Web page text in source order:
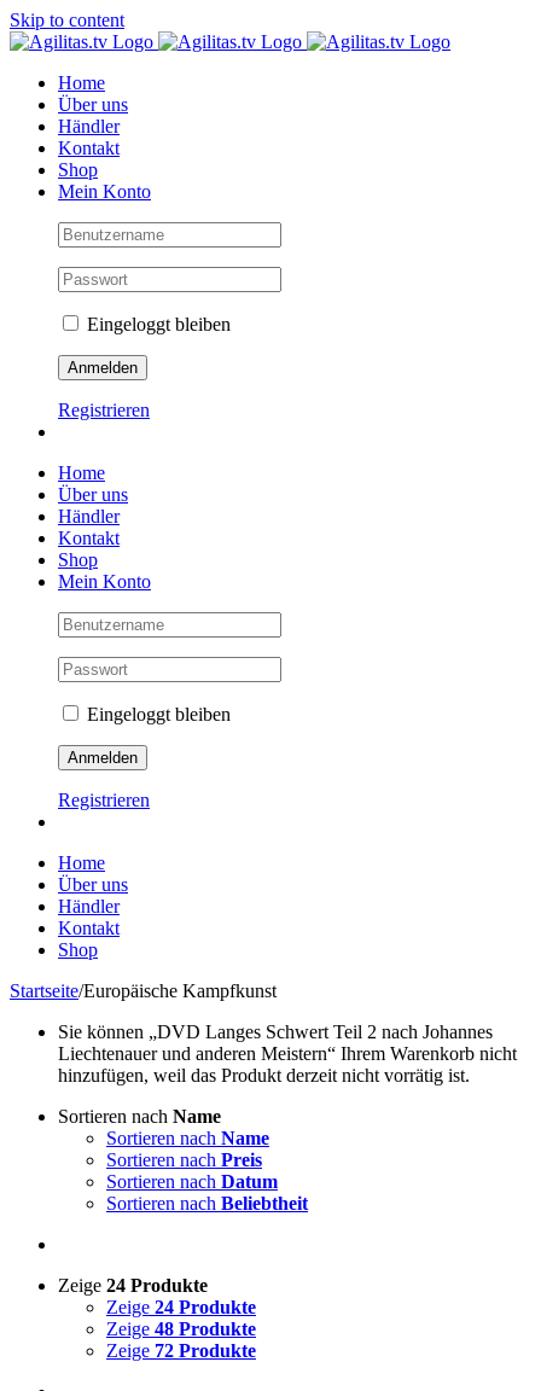
Skip to content
Home
Über uns
Händler
Kontakt
Shop
Mein Konto
Eingeloggt bleiben
Registrieren
Home
Über uns
Händler
Kontakt
Shop
Mein Konto
Eingeloggt bleiben
Registrieren
Home
Über uns
Händler
Kontakt
Shop
Startseite/Europäische Kampfkunst
Sie können „DVD Langes Schwert Teil 2 nach Johannes
Liechtenauer und anderen Meistern“ Ihrem Warenkorb nicht
hinzufügen, weil das Produkt derzeit nicht vorrätig ist.
Sortieren nach Name
Sortieren nach Name
Sortieren nach Preis
Sortieren nach Datum
Sortieren nach Beliebtheit
Zeige 24 Produkte
Zeige 24 Produkte
Zeige 48 Produkte
Zeige 72 Produkte